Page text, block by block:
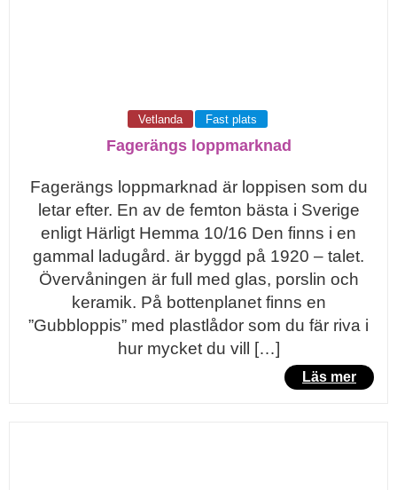
Vetlanda Fast plats
Fagerängs loppmarknad
Fagerängs loppmarknad är loppisen som du
letar efter. En av de femton bästa i Sverige
enligt Härligt Hemma 10/16 Den finns i en
gammal ladugård. är byggd på 1920 – talet.
Övervåningen är full med glas, porslin och
keramik. På bottenplanet finns en
”Gubbloppis” med plastlådor som du fär riva i
hur mycket du vill […]
Läs mer